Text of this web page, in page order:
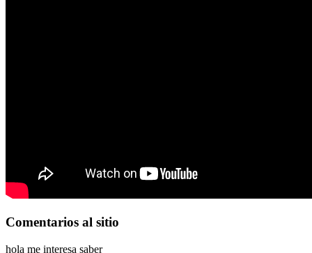
Comentarios al sitio
hola me interesa saber